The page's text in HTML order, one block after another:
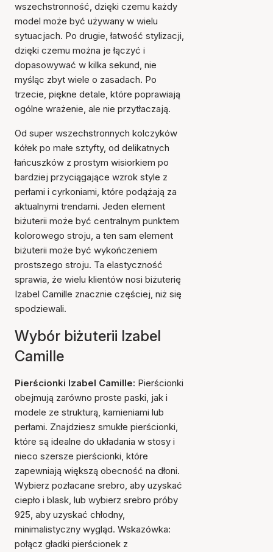
wszechstronność, dzięki czemu każdy
model może być używany w wielu
sytuacjach. Po drugie, łatwość stylizacji,
dzięki czemu można je łączyć i
dopasowywać w kilka sekund, nie
myśląc zbyt wiele o zasadach. Po
trzecie, piękne detale, które poprawiają
ogólne wrażenie, ale nie przytłaczają.
Od super wszechstronnych kolczyków
kółek po małe sztyfty, od delikatnych
łańcuszków z prostym wisiorkiem po
bardziej przyciągające wzrok style z
perłami i cyrkoniami, które podążają za
aktualnymi trendami. Jeden element
biżuterii może być centralnym punktem
kolorowego stroju, a ten sam element
biżuterii może być wykończeniem
prostszego stroju. Ta elastyczność
sprawia, że wielu klientów nosi biżuterię
Izabel Camille znacznie częściej, niż się
spodziewali.
Wybór biżuterii Izabel
Camille
Pierścionki Izabel Camille: Pierścionki
obejmują zarówno proste paski, jak i
modele ze strukturą, kamieniami lub
perłami. Znajdziesz smukłe pierścionki,
które są idealne do układania w stosy i
nieco szersze pierścionki, które
zapewniają większą obecność na dłoni.
Wybierz pozłacane srebro, aby uzyskać
ciepło i blask, lub wybierz srebro próby
925, aby uzyskać chłodny,
minimalistyczny wygląd. Wskazówka:
połącz gładki pierścionek z